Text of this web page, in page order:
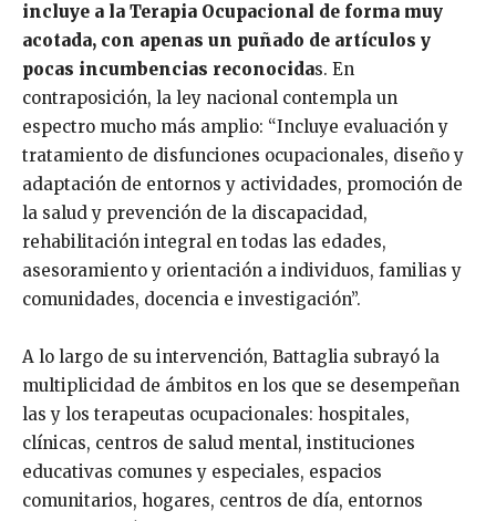
incluye a la Terapia Ocupacional de forma muy
acotada, con apenas un puñado de artículos y
pocas incumbencias reconocidas. En
contraposición, la ley nacional contempla un
espectro mucho más amplio: “Incluye evaluación y
tratamiento de disfunciones ocupacionales, diseño y
adaptación de entornos y actividades, promoción de
la salud y prevención de la discapacidad,
rehabilitación integral en todas las edades,
asesoramiento y orientación a individuos, familias y
comunidades, docencia e investigación”.
A lo largo de su intervención, Battaglia subrayó la
multiplicidad de ámbitos en los que se desempeñan
las y los terapeutas ocupacionales: hospitales,
clínicas, centros de salud mental, instituciones
educativas comunes y especiales, espacios
comunitarios, hogares, centros de día, entornos